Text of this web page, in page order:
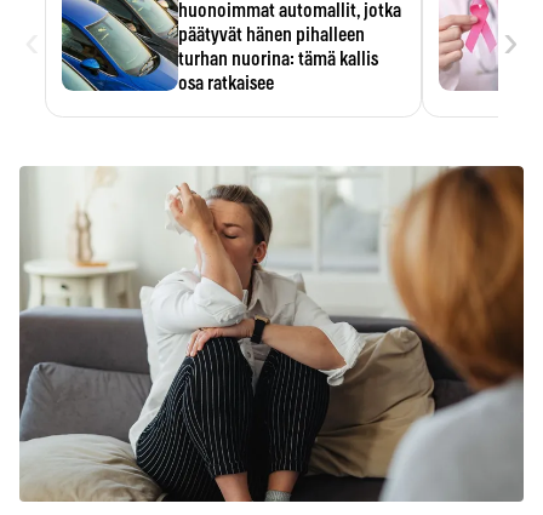
huonoimmat automallit, jotka
päätyvät hänen pihalleen
turhan nuorina: tämä kallis
osa ratkaisee
›